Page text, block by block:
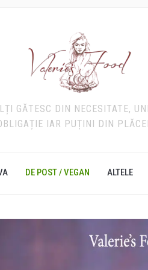
GĂTESC DIN NECESITATE,
IAR PUȚINI DIN
DE POST / VEGAN ALTELE